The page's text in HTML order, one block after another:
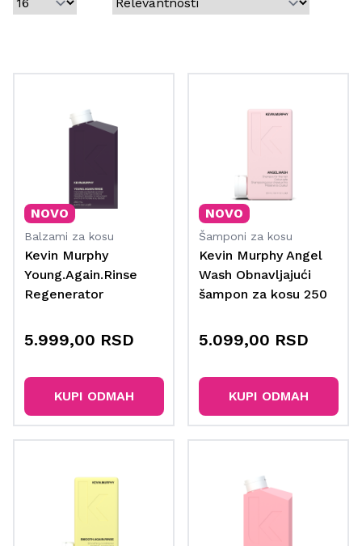
NOVO
Balzami za kosu
Kevin Murphy
Young.Again.Rinse
Regenerator
baobabom za suvu,
lomljivu ili oštećenu
5.999,00 RSD
KUPI ODMAH
NOVO
Šamponi za kosu
Kevin Murphy Angel
Wash Obnavljajući
šampon za kosu 250
5.099,00 RSD
KUPI ODMAH